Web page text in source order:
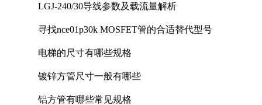
LGJ-240/30导线参数及载流量解析
寻找nce01p30k MOSFET管的合适替代型号
电梯的尺寸有哪些规格
镀锌方管尺寸一般有哪些
铝方管有哪些常见规格